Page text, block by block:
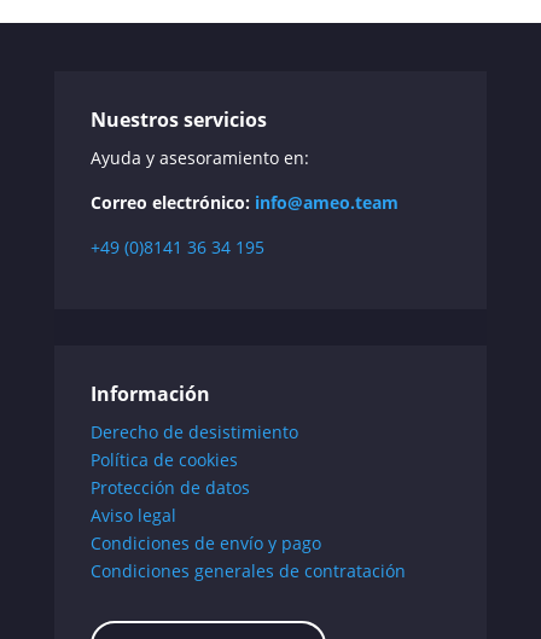
Nuestros servicios
Ayuda y asesoramiento en:
Correo electrónico: info@ameo.team
+49 (0)8141 36 34 195
Información
Derecho de desistimiento
Política de cookies
Protección de datos
Aviso legal
Condiciones de envío y pago
Condiciones generales de contratación